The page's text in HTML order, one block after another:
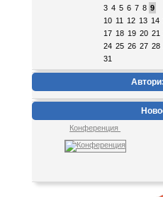
3 4 5 6 7 8 9
10 11 12 13 14
17 18 19 20 21
24 25 26 27 28
31
Конференция